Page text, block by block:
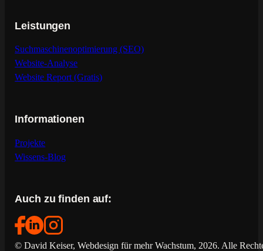
Leistungen
Suchmaschinenoptimierung (SEO)
Website-Analyse
Website Report (Gratis)
Informationen
Projekte
Wissens-Blog
Auch zu finden auf:
© David Keiser, Webdesign für mehr Wachstum, 2026. Alle